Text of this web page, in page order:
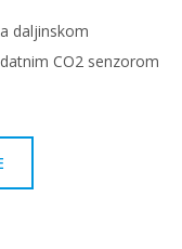
daljinskom
CO2 senzorom